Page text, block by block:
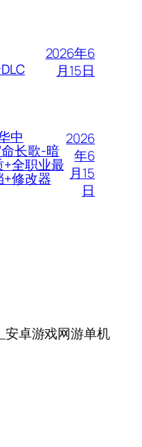
2026年6
月15日
中
长歌-暗
全职业最
修改器
2026
年6
月15
日
卓游戏网游单机